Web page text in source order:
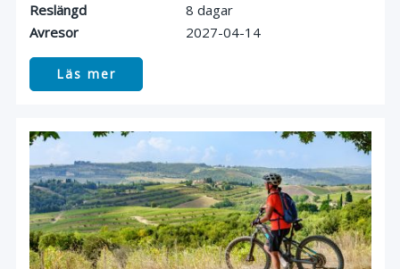
Reslängd
8 dagar
Avresor
2027-04-14
Läs mer